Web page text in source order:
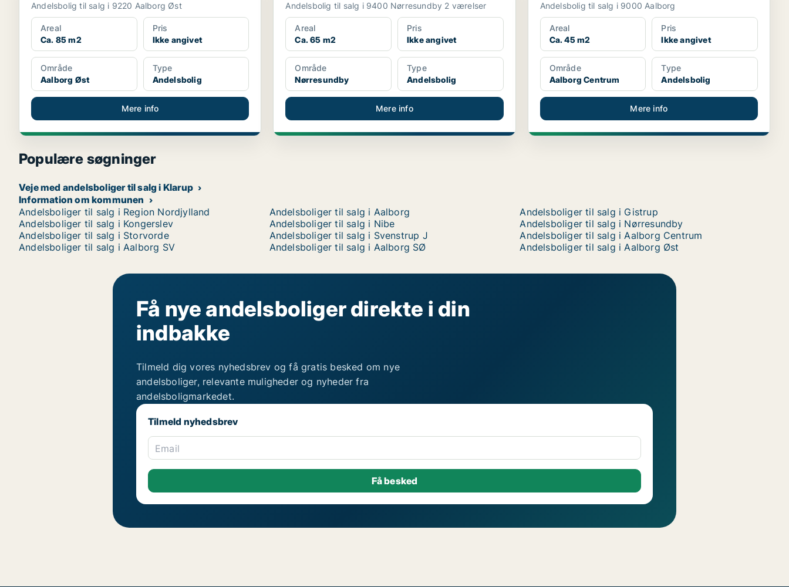
Andelsbolig til salg i 9220 Aalborg Øst
Areal
Ca. 85 m2
Pris
Ikke angivet
Område
Aalborg Øst
Type
Andelsbolig
Mere info
Andelsbolig til salg i 9400 Nørresundby 2 værelser
Areal
Ca. 65 m2
Pris
Ikke angivet
Område
Nørresundby
Type
Andelsbolig
Mere info
Andelsbolig til salg i 9000 Aalborg
Areal
Ca. 45 m2
Pris
Ikke angivet
Område
Aalborg Centrum
Type
Andelsbolig
Mere info
Populære søgninger
Veje med andelsboliger til salg i Klarup
Information om kommunen
Andelsboliger til salg i Region Nordjylland
Andelsboliger til salg i Aalborg
Andelsboliger til salg i Gistrup
Andelsboliger til salg i Kongerslev
Andelsboliger til salg i Nibe
Andelsboliger til salg i Nørresundby
Andelsboliger til salg i Storvorde
Andelsboliger til salg i Svenstrup J
Andelsboliger til salg i Aalborg Centrum
Andelsboliger til salg i Aalborg SV
Andelsboliger til salg i Aalborg SØ Andelsboliger til salg i Aalborg Øst
Få nye andelsboliger direkte i din
indbakke
Tilmeld dig vores nyhedsbrev og få gratis besked om nye
andelsboliger, relevante muligheder og nyheder fra
andelsboligmarkedet.
Tilmeld nyhedsbrev
Email